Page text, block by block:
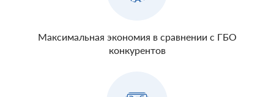
Максимальная экономия в сравнении с ГБО
конкурентов